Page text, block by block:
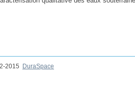
2015
DuraSpace